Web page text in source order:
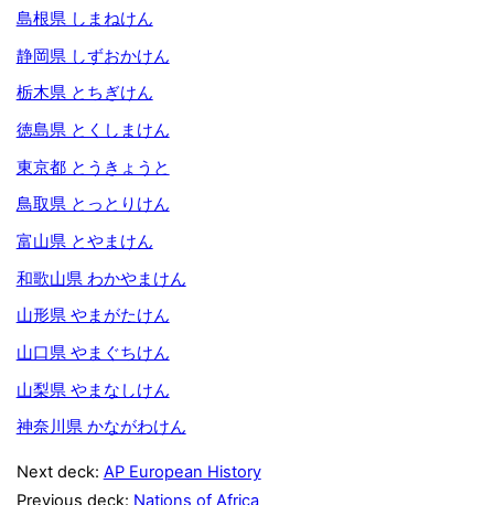
島根県 しまねけん
静岡県 しずおかけん
栃木県 とちぎけん
徳島県 とくしまけん
東京都 とうきょうと
鳥取県 とっとりけん
富山県 とやまけん
和歌山県 わかやまけん
山形県 やまがたけん
山口県 やまぐちけん
山梨県 やまなしけん
神奈川県 かながわけん
Next deck: AP European History
Previous deck: Nations of Africa